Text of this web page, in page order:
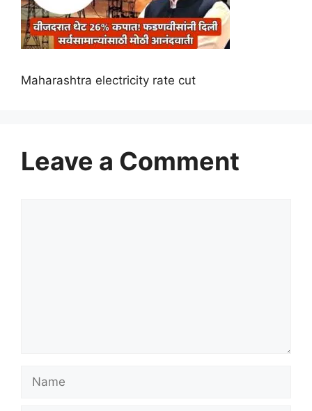
Maharashtra electricity rate cut
Leave a Comment